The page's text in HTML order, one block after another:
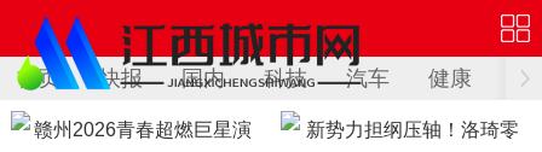
首页 快报 国内 科技 汽车 健康 文